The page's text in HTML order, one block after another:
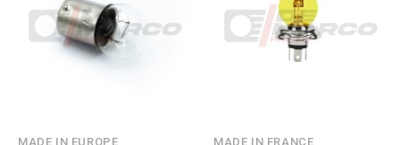
MADE IN EUROPE MADE IN FRANCE